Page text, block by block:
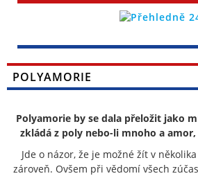
POLYAMORIE
Polyamorie by se dala přeložit jako
zkládá z poly nebo-li mnoho a amor,
Jde o názor, že je možné žít v
zároveň. Ovšem při vědomí všech